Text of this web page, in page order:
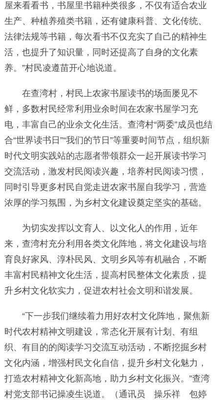
屋来看看书，书屋里书籍种类很多，不仅有适合农业
生产、种植养殖类书籍，还有健康科普、文化传统、
法律法规等书籍，每次看书不仅充实了自己的精神生
活，也提升了知识量，同时还提高了自身的文化素
养。”村民凌遵苗开心地说道。
在查湾村，村民上农家书屋读书的场面屡见不
鲜，多数村民经常利用业余时间在农家书屋学习充
电，丰富自己的业余文化生活。查湾村“两委”成员也结
合“世界读书日”“我们的节日”等重要时间节点，组织新
时代文明实践站的志愿者带领群众一起开展读书学习
交流活动，激发村民阅读兴趣，培养村民阅读习惯，
同时引导更多村民自觉走进农家书屋自我学习，营造
浓厚的学习氛围，为乡村文化建设奠定坚实的基础。
为切实发挥以文育人、以文化人的作用，近年
来，查湾村充分利用各类文化阵地，将文化建设与培
育良好家风、淳朴民风、文明乡风等有机融合，不断
丰富村民精神文化生活，提高村民整体文化素质，提
升乡村文化软实力，促进农村社会文明和谐发展。
“下一步我们继续着力用好农村文化阵地，聚焦新
时代农村精神文明建设，常态化开展有计划、有组
织、有目的的阅读学习交流互动活动，不断挖掘乡村
文化内涵，增强村民文化自信，提升乡村文化魅力，
打造农村精神文化新高地，助力乡村文化振兴。”查湾
村党支部书记操凌生说道。（通讯员 操乐祥 包婷